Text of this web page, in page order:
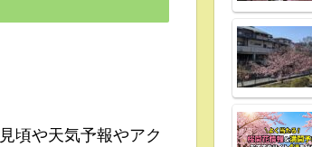
頃や天気予報やアク